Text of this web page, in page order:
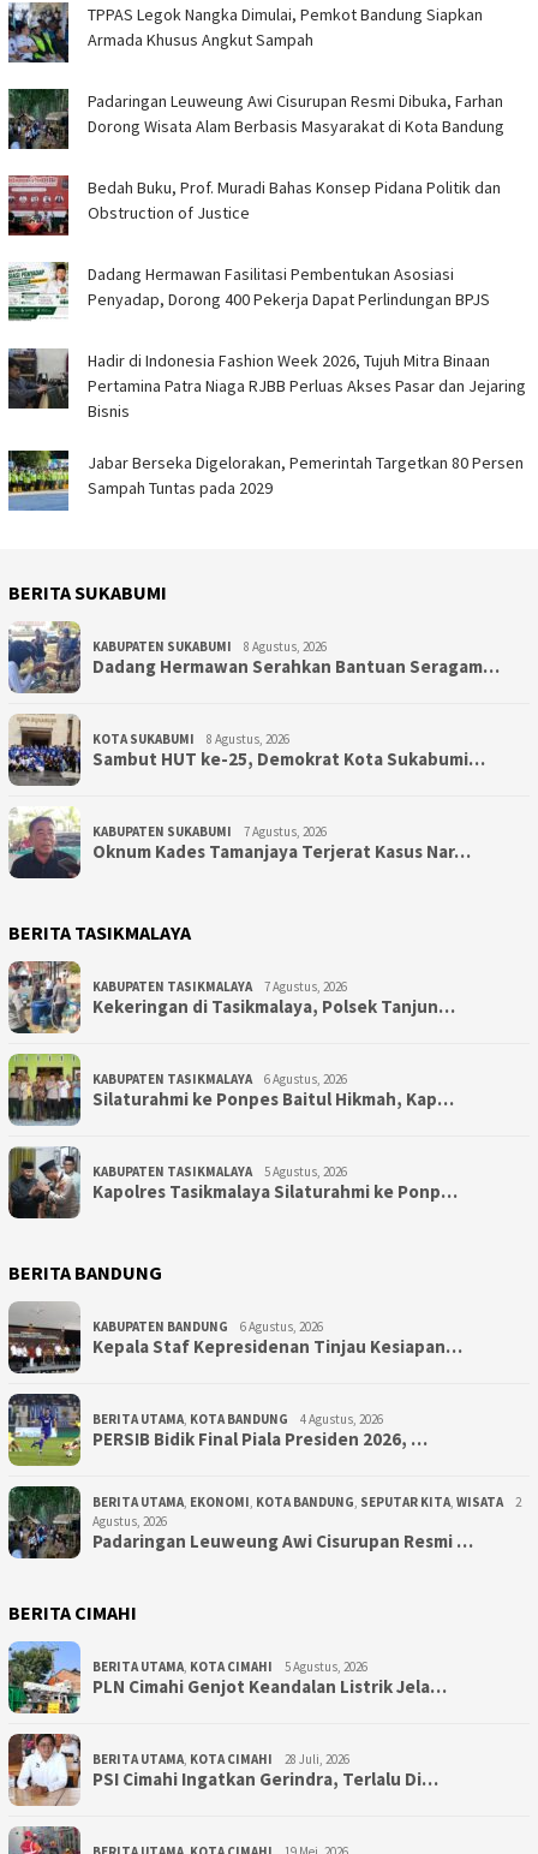
TPPAS Legok Nangka Dimulai, Pemkot Bandung Siapkan
Armada Khusus Angkut Sampah
Padaringan Leuweung Awi Cisurupan Resmi Dibuka, Farhan
Dorong Wisata Alam Berbasis Masyarakat di Kota Bandung
Bedah Buku, Prof. Muradi Bahas Konsep Pidana Politik dan
Obstruction of Justice
Dadang Hermawan Fasilitasi Pembentukan Asosiasi
Penyadap, Dorong 400 Pekerja Dapat Perlindungan BPJS
Hadir di Indonesia Fashion Week 2026, Tujuh Mitra Binaan
Pertamina Patra Niaga RJBB Perluas Akses Pasar dan Jejaring
Bisnis
Jabar Berseka Digelorakan, Pemerintah Targetkan 80 Persen
Sampah Tuntas pada 2029
BERITA SUKABUMI
KABUPATEN SUKABUMI 8 Agustus, 2026
Dadang Hermawan Serahkan Bantuan Seragam…
KOTA SUKABUMI 8 Agustus, 2026
Sambut HUT ke-25, Demokrat Kota Sukabumi…
KABUPATEN SUKABUMI 7 Agustus, 2026
Oknum Kades Tamanjaya Terjerat Kasus Nar…
BERITA TASIKMALAYA
KABUPATEN TASIKMALAYA 7 Agustus, 2026
Kekeringan di Tasikmalaya, Polsek Tanjun…
KABUPATEN TASIKMALAYA 6 Agustus, 2026
Silaturahmi ke Ponpes Baitul Hikmah, Kap…
KABUPATEN TASIKMALAYA 5 Agustus, 2026
Kapolres Tasikmalaya Silaturahmi ke Ponp…
BERITA BANDUNG
KABUPATEN BANDUNG 6 Agustus, 2026
Kepala Staf Kepresidenan Tinjau Kesiapan…
BERITA UTAMA, KOTA BANDUNG 4 Agustus, 2026
PERSIB Bidik Final Piala Presiden 2026, …
BERITA UTAMA, EKONOMI, KOTA BANDUNG, SEPUTAR KITA, WISATA
2
Agustus, 2026
Padaringan Leuweung Awi Cisurupan Resmi …
BERITA CIMAHI
BERITA UTAMA, KOTA CIMAHI 5 Agustus, 2026
PLN Cimahi Genjot Keandalan Listrik Jela…
BERITA UTAMA, KOTA CIMAHI 28 Juli, 2026
PSI Cimahi Ingatkan Gerindra, Terlalu Di…